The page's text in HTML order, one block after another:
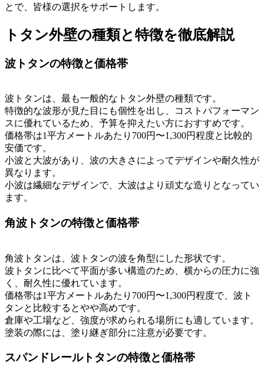
とで、皆様の選択をサポートします。
トタン外壁の種類と特徴を徹底解説
波トタンの特徴と価格帯
波トタンは、最も一般的なトタン外壁の種類です。
特徴的な波形が見た目にも個性を出し、コストパフォーマン
スに優れているため、予算を抑えたい方におすすめです。
価格帯は1平方メートルあたり700円〜1,300円程度と比較的
安価です。
小波と大波があり、波の大きさによってデザインや耐久性が
異なります。
小波は繊細なデザインで、大波はより頑丈な造りとなってい
ます。
角波トタンの特徴と価格帯
角波トタンは、波トタンの波を角型にした形状です。
波トタンに比べて平面が多い構造のため、横からの圧力に強
く、耐久性に優れています。
価格帯は1平方メートルあたり700円〜1,300円程度で、波ト
タンと比較するとやや高めです。
倉庫や工場など、強度が求められる場所にも適しています。
塗装の際には、塗り継ぎ部分に注意が必要です。
スパンドレールトタンの特徴と価格帯